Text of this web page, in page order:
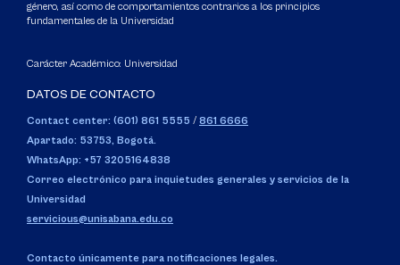
género, así como de comportamientos contrarios a los principios
fundamentales de la Universidad
Carácter Académico: Universidad
DATOS DE CONTACTO
Contact center: (601) 861 5555 / 861 6666
Apartado: 53753, Bogotá.
WhatsApp: +57 3205164838
Correo electrónico para inquietudes generales y servicios de la
Universidad
servicious@unisabana.edu.co
Contacto únicamente para notificaciones legales.